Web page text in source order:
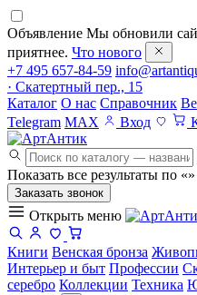
Объявление Мы обновили
приятнее. Что нового
+7 495 657-84-59
· Скатертный пер., 15
Каталог О нас Справочник
Telegram MAX Вход
Показать все результаты по «»
Заказать звонок
Открыть меню
Книги Венская бронза
Интерьер и быт Профессии
серебро Коллекции Техника